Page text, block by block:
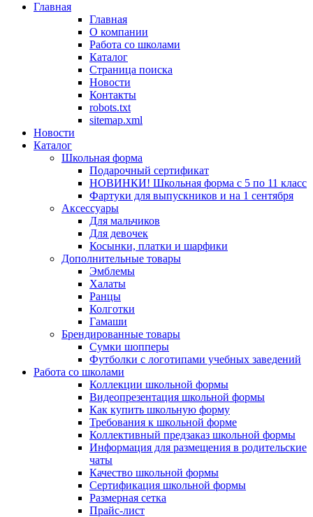
Главная
Главная
О компании
Работа со школами
Каталог
Страница поиска
Новости
Контакты
robots.txt
sitemap.xml
Новости
Каталог
Школьная форма
Подарочный сертификат
НОВИНКИ! Школьная форма с 5 по 11 класс
Фартуки для выпускников и на 1 сентября
Аксессуары
Для мальчиков
Для девочек
Косынки, платки и шарфики
Дополнительные товары
Эмблемы
Халаты
Ранцы
Колготки
Гамаши
Брендированные товары
Сумки шопперы
Футболки с логотипами учебных заведений
Работа со школами
Коллекции школьной формы
Видеопрезентация школьной формы
Как купить школьную форму
Требования к школьной форме
Коллективный предзаказ школьной формы
Информация для размещения в родительские
чаты
Качество школьной формы
Сертификация школьной формы
Размерная сетка
Прайс-лист